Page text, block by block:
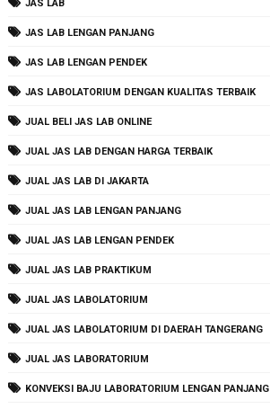
JAS LAB
JAS LAB LENGAN PANJANG
JAS LAB LENGAN PENDEK
JAS LABOLATORIUM DENGAN KUALITAS TERBAIK
JUAL BELI JAS LAB ONLINE
JUAL JAS LAB DENGAN HARGA TERBAIK
JUAL JAS LAB DI JAKARTA
JUAL JAS LAB LENGAN PANJANG
JUAL JAS LAB LENGAN PENDEK
JUAL JAS LAB PRAKTIKUM
JUAL JAS LABOLATORIUM
JUAL JAS LABOLATORIUM DI DAERAH TANGERANG
JUAL JAS LABORATORIUM
KONVEKSI BAJU LABORATORIUM LENGAN PANJANG